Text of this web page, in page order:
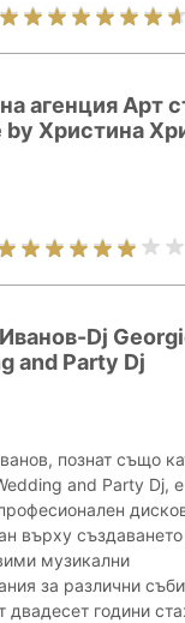
агенция Арт
by Христина
Dj
and Party Dj
познат също
and Party Dj, е
върху създаването
музикални
за различни
двадесет години